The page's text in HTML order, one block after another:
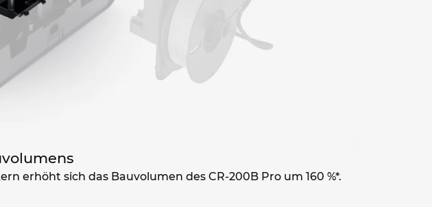
erhöht sich das Bauvolumen des CR-200B Pro um 160 %*.